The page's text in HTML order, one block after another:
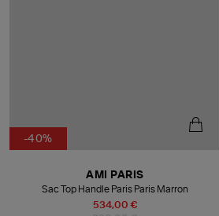
-40%
534,00 €
AMI PARIS
Sac Top Handle Paris Paris Marron